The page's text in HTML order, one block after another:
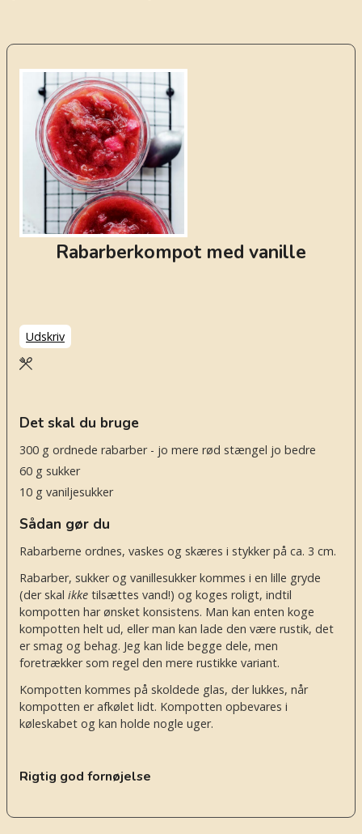
Rabarberkompot med vanille
Udskriv
Det skal du bruge
300 g ordnede rabarber - jo mere rød stængel jo bedre
60 g sukker
10 g vaniljesukker
Sådan gør du
Rabarberne ordnes, vaskes og skæres i stykker på ca. 3 cm.
Rabarber, sukker og vanillesukker kommes i en lille gryde
(der skal ikke tilsættes vand!) og koges roligt, indtil
kompotten har ønsket konsistens. Man kan enten koge
kompotten helt ud, eller man kan lade den være rustik, det
er smag og behag. Jeg kan lide begge dele, men
foretrækker som regel den mere rustikke variant.
Kompotten kommes på skoldede glas, der lukkes, når
kompotten er afkølet lidt. Kompotten opbevares i
køleskabet og kan holde nogle uger.
Rigtig god fornøjelse